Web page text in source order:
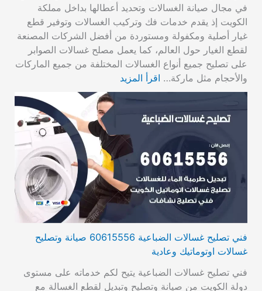
في مجال صيانة الغسالات وتحديد أعطالها بداخل مملكة
الكويت إذ يقدم خدمات فك وتركيب الغسالات وتوفير قطع
غيار أصلية ومكفولة ومستوردة من أفضل الشركات المصنعة
لقطع الغيار حول العالم، كما يعمل مصلح غسالات الصوابر
على تصليح جميع أنواع الغسالات المختلفة من جميع الماركات
والأحجام مثل ماركة… اقرأ المزيد
فني تصليح غسالات الضباعية 60615556 صيانة وتصليح
غسالات اوتوماتيك وعادية
فني تصليح غسالات الضباعية يتيح لكم خدماته على مستوى
دولة الكويت من صيانة وتصليح وتبديل لقطع الغسالة مع